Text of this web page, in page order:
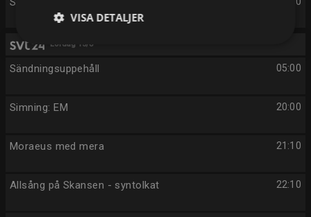
Lördag 15/8
05:00
Sändningsuppehåll
20:00
Simning: EM
21:10
Moraeus med mera
22:10
Allsång på Skansen - syntolkat
VISA DETALJER